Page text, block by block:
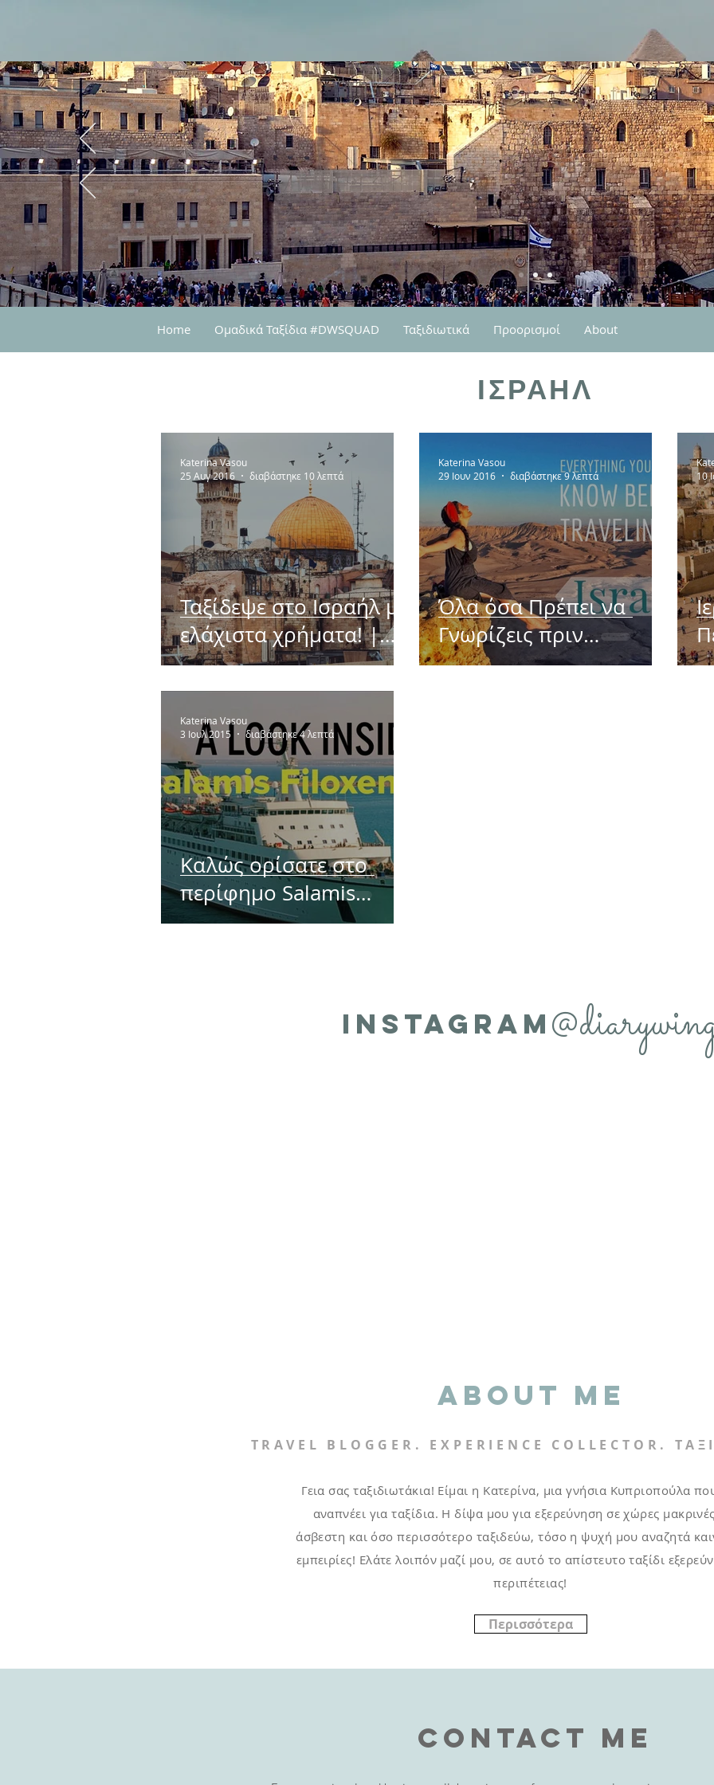
Home Oμαδικά Ταξίδια #DWSQUAD Ταξιδιωτικά Προορισμοί About
ΙΣΡΑΗΛ
Ταξίδεψε στο Ισραήλ με
ελάχιστα χρήματα! |
Οδηγός επιβίωσης
Katerina Vasou
25 Αυγ 2016
διαβάστηκε 10 λεπτά
Όλα όσα Πρέπει να
Γνωρίζεις πριν
Ταξιδέψεις στο Ισραήλ
Katerina Vasou
29 Ιουν 2016
διαβάστηκε 9 λεπτά
10
Καλώς ορίσατε στο
περίφημο Salamis
Filoxenia!
Katerina Vasou
3 Ιουλ 2015
διαβάστηκε 4 λεπτά
INSTAGRAM
ABOUT ME
TRAVEL BLOGGER. EXPERIENCE COLLECTOR .
Γεια σας ταξιδιωτάκια! Είμαι η Κατερίνα, μια γνήσια Κυπριοπούλα
αναπνέει για ταξίδια. Η δίψα μου για εξερεύνηση σε χώρες
άσβεστη και όσο περισσότερο ταξιδεύω, τόσο η ψυχή μου αναζητά
εμπειρίες! Ελάτε λοιπόν μαζί μου, σε αυτό το απίστευτο ταξίδι
περιπέτειας!
Περισσότερα
CONTAct me